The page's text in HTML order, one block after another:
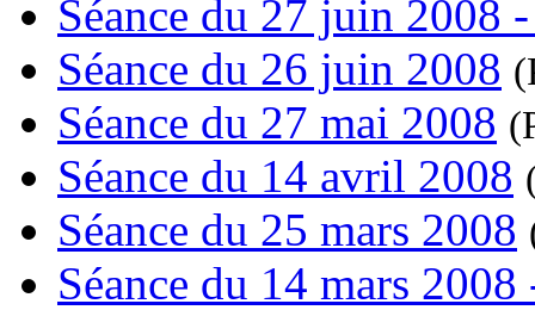
Séance du 27 juin 2008
Séance du 26 juin 2008 (
Séance du 27 mai 2008 (
Séance du 14 avril 2008
Séance du 25 mars 2008
Séance du 14 mars